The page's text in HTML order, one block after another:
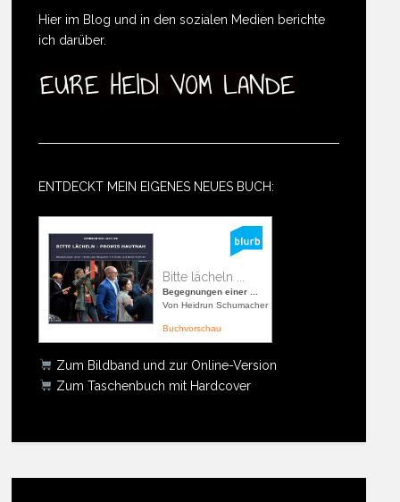
Hier im Blog und in den sozialen Medien berichte
ich darüber.
ENTDECKT MEIN EIGENES NEUES BUCH:
Bitte lächeln ...
Begegnungen einer ...
Von Heidrun Schumacher
Buchvorschau
Zum Bildband und zur Online-Version
Zum Taschenbuch mit Hardcover